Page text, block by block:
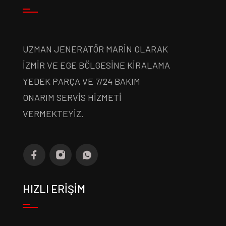
UZMAN JENERATÖR MARİN OLARAK
İZMİR VE EGE BÖLGESİNE KİRALAMA
YEDEK PARÇA VE 7/24 BAKIM
ONARIM SERVİS HİZMETİ
VERMEKTEYİZ.
HIZLI ERİŞİM